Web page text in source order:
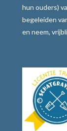
Alle
hun ouders)
begeleiden
en neem,